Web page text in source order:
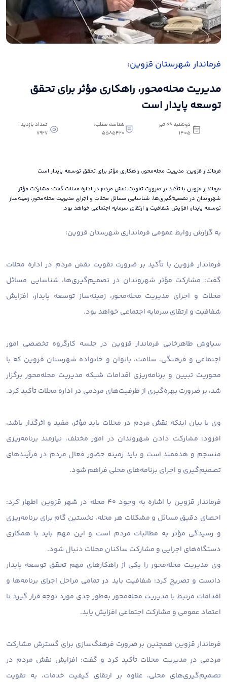
فرماندار شهرستان قزوین:
مدیریت محله‌محور، راهکاری مؤثر برای تحقق
توسعه پایدار است
دوشنبه 08 تیر
1405
شناسه مطلب:
5585420
تعداد بازدید :
7927
فرماندار قزوین: مدیریت محله‌محور، راهکاری مؤثر برای تحقق توسعه پایدار است
فرماندار قزوین با تأکید بر ضرورت تقویت نقش مردم در اداره محلات گفت: مشارکت مؤثر
شهروندان در تصمیم‌گیری‌ها، شناسایی مسائل محلات و اجرای مدیریت محله‌محور، زمینه‌ساز
توسعه پایدار، افزایش شفافیت و ارتقای سرمایه اجتماعی خواهد بود.
به گزارش روابط عمومی فرمانداری شهرستان قزوین:
فرماندار قزوین با تأکید بر ضرورت تقویت نقش مردم در اداره محلات
گفت: مشارکت مؤثر شهروندان در تصمیم‌گیری‌ها، شناسایی مسائل
محلات و اجرای مدیریت محله‌محور، زمینه‌ساز توسعه پایدار، افزایش
شفافیت و ارتقای سرمایه اجتماعی خواهد بود.
سیاوش طاهرخانی فرماندار قزوین در جلسه کارگروه تخصصی امور
اجتماعی و فرهنگی، سلامت، بانوان و خانواده شهرستان قزوین که با
محوریت تبیین و برنامه‌ریزی اقدامات شبکه مدیریت محله‌محور برگزار
شد، بر ضرورت بهره‌گیری از ظرفیت‌های مردمی در اداره محلات تأکید کرد.
وی با بیان اینکه نقش مردم در محلات باید مؤثر، مفید و اثرگذار باشد،
افزود: مشارکت دادن شهروندان در امور مختلف، نیازمند برنامه‌ریزی
منسجم و هدفمند است و باید زمینه حضور فعال مردم در فرآیندهای
تصمیم‌گیری و اجرای برنامه‌های محلی فراهم شود.
فرماندار قزوین با اشاره به وجود ۴۰ محله در شهر قزوین اظهار کرد:
احصای دقیق مسائل و مشکلات هر محله، نخستین گام برای برنامه‌ریزی
و رسیدگی مؤثر به مطالبات مردم است و این مهم باید با همکاری
دستگاه‌های اجرایی و مشارکت ساکنان محلات دنبال شود.
وی مدیریت محله‌محور را یکی از راهکارهای مهم تحقق توسعه پایدار
دانست و تصریح کرد: شفافیت باید در تمامی مراحل اجرای برنامه‌ها و
اقدامات مرتبط با مدیریت محله‌محور به‌طور جدی مورد توجه قرار گیرد تا
اعتماد عمومی و مشارکت اجتماعی افزایش یابد.
فرماندار قزوین همچنین بر ضرورت فرهنگ‌سازی برای گسترش مشارکت
مردمی در مدیریت محلات تأکید کرد و گفت: افزایش نقش مردم در
تصمیم‌گیری‌های محلی، علاوه بر ارتقای کیفیت خدمات، به تقویت